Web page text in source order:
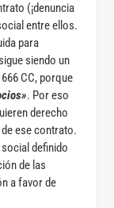
(¡denuncia
entre ellos.
para
siendo un
CC, porque
. Por eso
derecho
ese contrato.
definido
de las
a favor de